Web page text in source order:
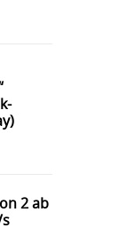
2 ab